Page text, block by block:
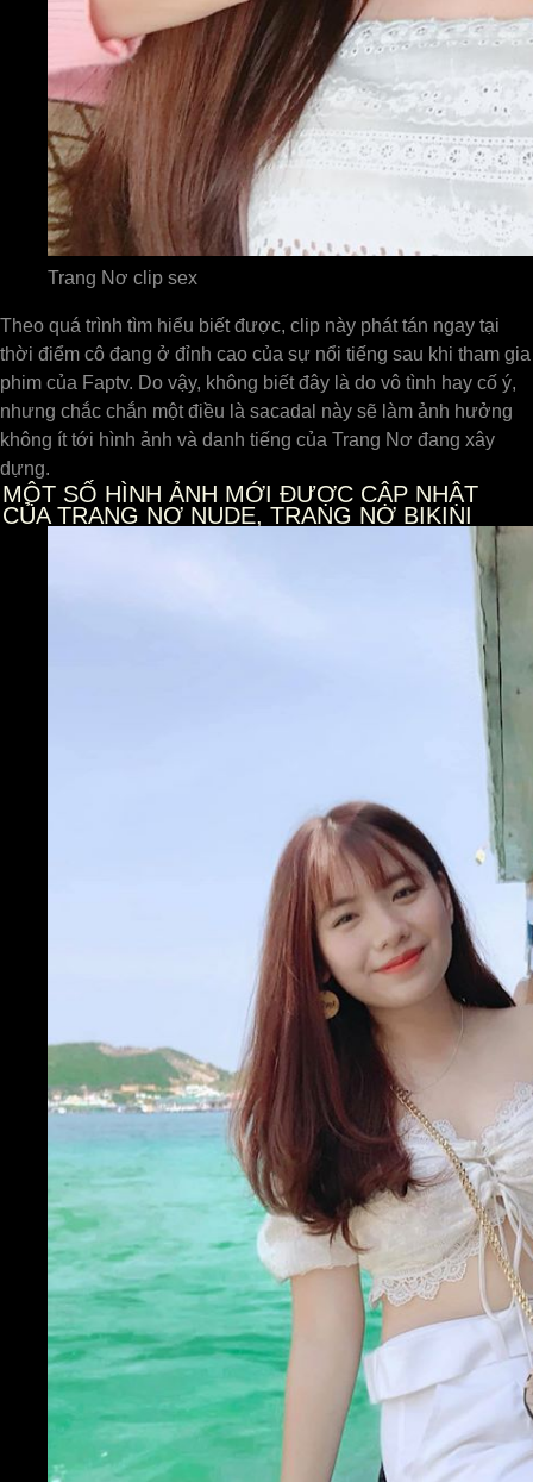
Trang Nơ clip sex
Theo quá trình tìm hiểu biết được, clip này phát tán ngay tại
thời điểm cô đang ở đỉnh cao của sự nổi tiếng sau khi tham gia
phim của Faptv. Do vậy, không biết đây là do vô tình hay cố ý,
nhưng chắc chắn một điều là sacadal này sẽ làm ảnh hưởng
không ít tới hình ảnh và danh tiếng của Trang Nơ đang xây
dựng.
MỘT SỐ HÌNH ẢNH MỚI ĐƯỢC CẬP NHẬT
CỦA TRANG NƠ NUDE, TRANG NƠ BIKINI